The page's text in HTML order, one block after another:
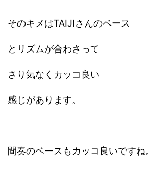
そのキメはTAIJIさんのベース
とリズムが合わさって
さり気なくカッコ良い
感じがあります。
間奏のベースもカッコ良いですね。